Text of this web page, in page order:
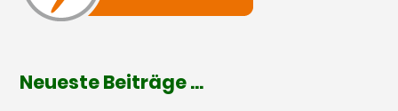
Neueste Beiträge …